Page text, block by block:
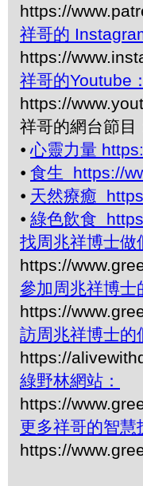
https://
祥哥的
https://
祥哥的Youtube：
https://
祥哥的網台節目
⦁ 心靈力量
⦁ 食生 https://
⦁ 天然療癒
⦁ 綠色飲食
找周兆祥博士做
https://
參加周兆祥博士
https://
訪周兆祥博士的
https://
綠野林網站：
https://
更多祥哥的智慧
https://